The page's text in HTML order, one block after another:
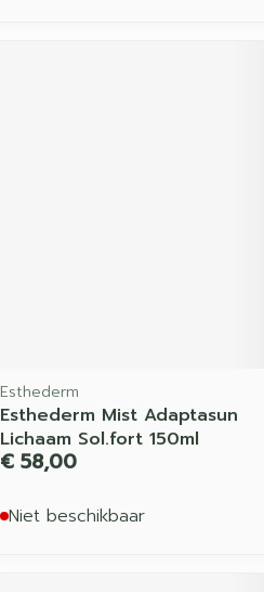
Esthederm
Esthederm Mist Adaptasun
Lichaam Sol.fort 150ml
€ 58,00
Niet beschikbaar